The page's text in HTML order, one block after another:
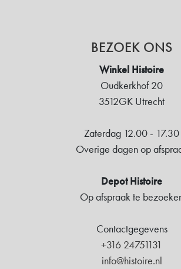
BEZOEK ONS
Winkel Histoire
Oudkerkhof 20
3512GK Utrecht
Zaterdag 12.00 - 17.30
Overige dagen op
Depot Histoire
Op afspraak te
Contactgegevens
+316 24751131
info@histoire.nl